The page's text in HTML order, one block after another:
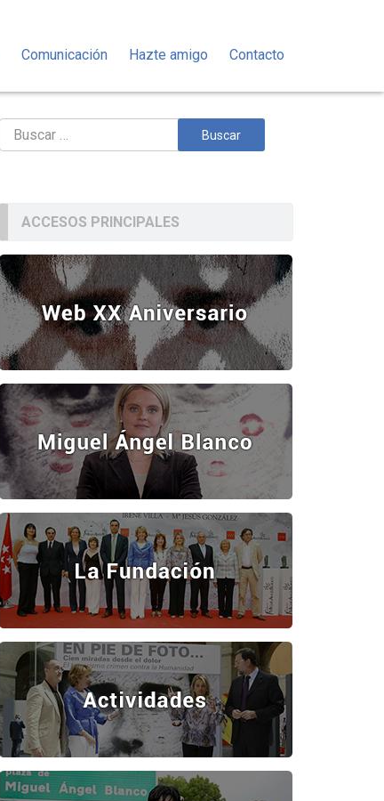
Comunicación Hazte amigo Contacto
Buscar:
ACCESOS PRINCIPALES